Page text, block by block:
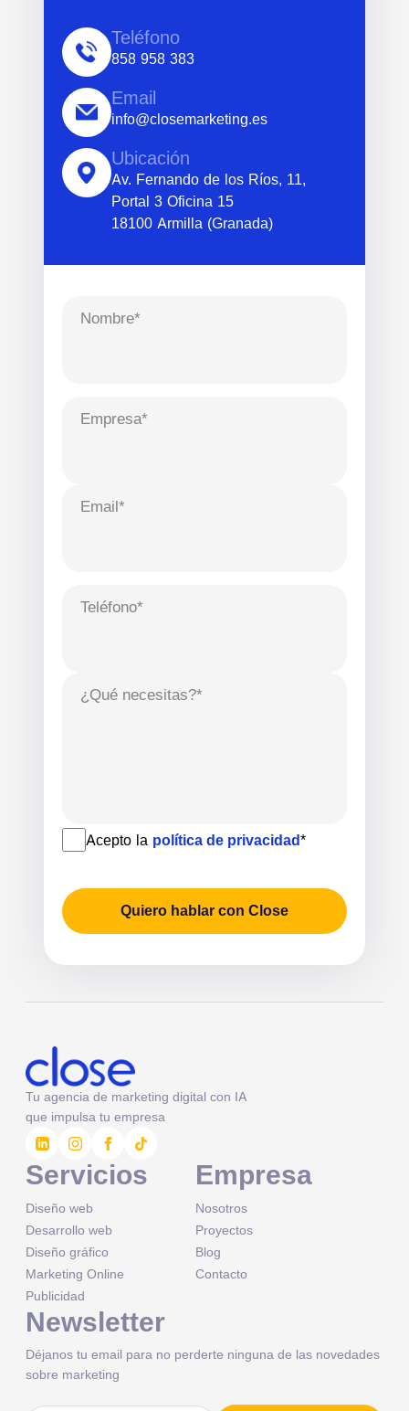
Teléfono
858 958 383
Email
info@closemarketing.es
Ubicación
Av. Fernando de los Ríos, 11,
Portal 3 Oficina 15
18100 Armilla (Granada)
Nombre*
Empresa*
Email*
Teléfono*
¿Qué necesitas?*
Acepto la política de privacidad*
Quiero hablar con Close
Tu agencia de marketing digital con IA
que impulsa tu empresa
Servicios
Diseño web
Desarrollo web
Diseño gráfico
Marketing Online
Publicidad
Empresa
Nosotros
Proyectos
Blog
Contacto
Newsletter
Déjanos tu email para no perderte ninguna de las novedades
sobre marketing